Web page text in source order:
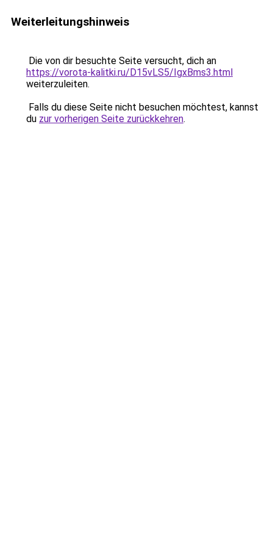
Weiterleitungshinweis
Die von dir besuchte Seite versucht, dich an
https://vorota-kalitki.ru/D15vLS5/IgxBms3.html
weiterzuleiten.
Falls du diese Seite nicht besuchen möchtest, kannst
du zur vorherigen Seite zurückkehren.